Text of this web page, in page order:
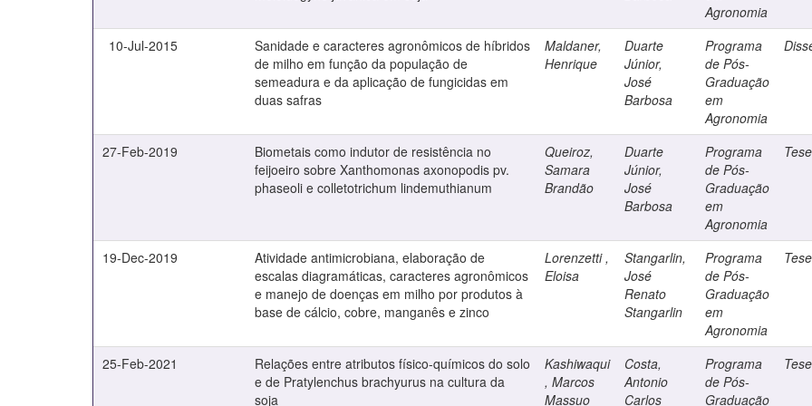
Agronomia
10-Jul-2015
Sanidade e caracteres agronômicos de híbridos
de milho em função da população de
semeadura e da aplicação de fungicidas em
duas safras
Maldaner,
Henrique
Duarte
Júnior,
José
Barbosa
Programa
de Pós-
Graduação
em
Agronomia
27-Feb-2019
Biometais como indutor de resistência no
feijoeiro sobre Xanthomonas axonopodis pv.
phaseoli e colletotrichum lindemuthianum
Queiroz,
Samara
Brandão
Duarte
Júnior,
José
Barbosa
Programa
de Pós-
Graduação
em
Agronomia
Tese
19-Dec-2019
Atividade antimicrobiana, elaboração de
escalas diagramáticas, caracteres agronômicos
e manejo de doenças em milho por produtos à
base de cálcio, cobre, manganês e zinco
Lorenzetti ,
Eloisa
Stangarlin,
José
Renato
Stangarlin
Programa
de Pós-
Graduação
em
Agronomia
Tese
25-Feb-2021
Relações entre atributos físico-químicos do solo
e de Pratylenchus brachyurus na cultura da
soja
Kashiwaqui
, Marcos
Massuo
Costa,
Antonio
Carlos
Programa
de Pós-
Graduação
Tese